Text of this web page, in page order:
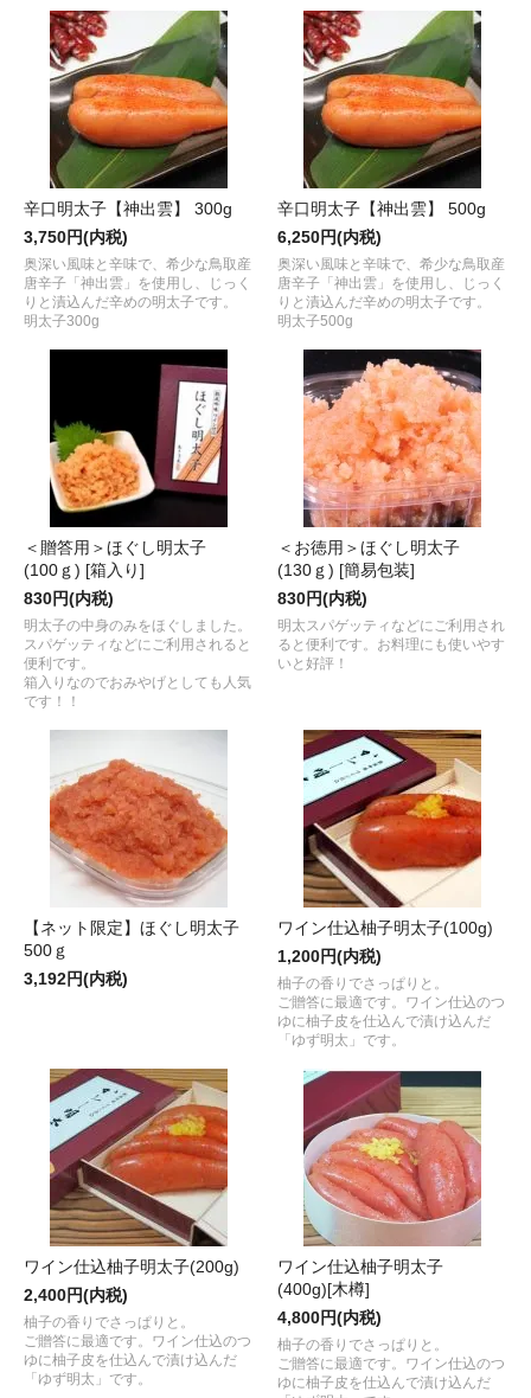
辛口明太子【神出雲】 300g
3,750円(内税)
奥深い風味と辛味で、希少な鳥取産
唐辛子「神出雲」を使用し、じっく
りと漬込んだ辛めの明太子です。
明太子300g
辛口明太子【神出雲】 500g
6,250円(内税)
奥深い風味と辛味で、希少な鳥取産
唐辛子「神出雲」を使用し、じっく
りと漬込んだ辛めの明太子です。
明太子500g
＜贈答用＞ほぐし明太子
(100ｇ) [箱入り]
830円(内税)
明太子の中身のみをほぐしました。
スパゲッティなどにご利用されると
便利です。
箱入りなのでおみやげとしても人気
です！！
＜お徳用＞ほぐし明太子
(130ｇ) [簡易包装]
830円(内税)
明太スパゲッティなどにご利用され
ると便利です。お料理にも使いやす
いと好評！
【ネット限定】ほぐし明太子
500ｇ
3,192円(内税)
ワイン仕込柚子明太子(100g)
1,200円(内税)
柚子の香りでさっぱりと。
ご贈答に最適です。ワイン仕込のつ
ゆに柚子皮を仕込んで漬け込んだ
「ゆず明太」です。
ワイン仕込柚子明太子(200g)
2,400円(内税)
柚子の香りでさっぱりと。
ご贈答に最適です。ワイン仕込のつ
ゆに柚子皮を仕込んで漬け込んだ
「ゆず明太」です。
ワイン仕込柚子明太子
(400g)[木樽]
4,800円(内税)
柚子の香りでさっぱりと。
ご贈答に最適です。ワイン仕込のつ
ゆに柚子皮を仕込んで漬け込んだ